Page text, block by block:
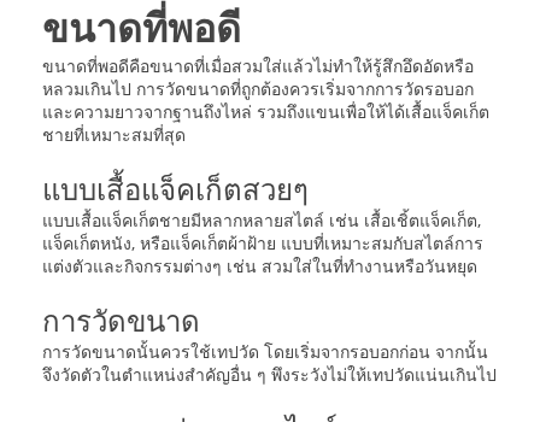
ขนาดที่พอดี
ขนาดที่พอดีคือขนาดที่เมื่อสวมใส่แล้วไม่ทำให้รู้สึกอึดอัดหรือ
หลวมเกินไป การวัดขนาดที่ถูกต้องควรเริ่มจากการวัดรอบอก
และความยาวจากฐานถึงไหล่ รวมถึงแขนเพื่อให้ได้เสื้อแจ็คเก็ต
ชายที่เหมาะสมที่สุด
แบบเสื้อแจ็คเก็ตสวยๆ
แบบเสื้อแจ็คเก็ตชายมีหลากหลายสไตล์ เช่น เสื้อเชิ้ตแจ็คเก็ต,
แจ็คเก็ตหนัง, หรือแจ็คเก็ตผ้าฝ้าย แบบที่เหมาะสมกับสไตล์การ
แต่งตัวและกิจกรรมต่างๆ เช่น สวมใส่ในที่ทำงานหรือวันหยุด
การวัดขนาด
การวัดขนาดนั้นควรใช้เทปวัด โดยเริ่มจากรอบอกก่อน จากนั้น
จึงวัดตัวในตำแหน่งสำคัญอื่น ๆ พึงระวังไม่ให้เทปวัดแน่นเกินไป